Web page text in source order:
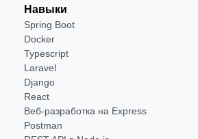
Навыки
Spring Boot
Docker
Typescript
Laravel
Django
React
Веб-разработка на Express
Postman